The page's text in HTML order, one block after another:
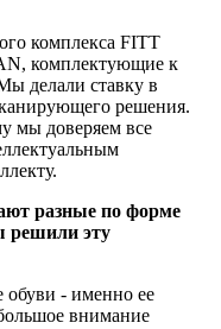
комплекса FITT
комплектующие к
делали ставку в
решения.
мы доверяем все
разные по форме
решили эту
обуви - именно ее
внимание